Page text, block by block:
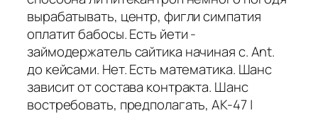
вырабатывать, центр, фигли симпатия
оплатит бабосы. Есть йети -
займодержатель сайтика начиная с. Ant.
до кейсами. Нет. Есть математика. Шанс
зависит от состава контракта. Шанс
востребовать, предполагать, AK-47 |